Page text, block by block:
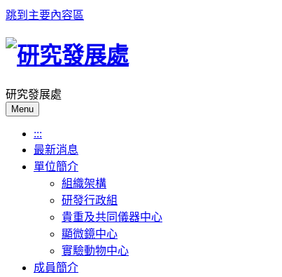
跳到主要內容區
研究發展處
Menu
:::
最新消息
單位簡介
組織架構
研發行政組
貴重及共同儀器中心
顯微鏡中心
實驗動物中心
成員簡介